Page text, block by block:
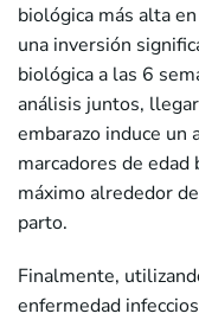
biológica más alta
una inversión
biológica a las 6
análisis juntos,
embarazo induce
marcadores de edad
máximo alrededor
parto.
Finalmente,
enfermedad